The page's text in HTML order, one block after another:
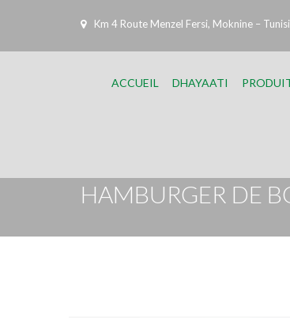
Km 4 Route Menzel Fersi, Moknine –
ACCUEIL DHAYAATI
HAMBURGER DE